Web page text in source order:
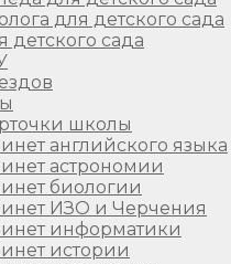
для детского сада
детского сада
школы
английского языка
астрономии
биологии
ИЗО и Черчения
информатики
истории